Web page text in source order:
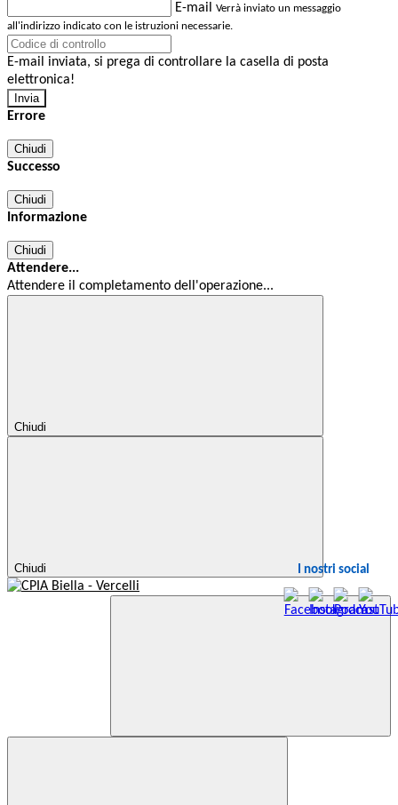
E-mail Verrà inviato un messaggio
all'indirizzo indicato con le istruzioni necessarie.
E-mail inviata, si prega di controllare la casella di posta
elettronica!
Errore
Chiudi
Successo
Chiudi
Informazione
Chiudi
Attendere...
Attendere il completamento dell'operazione...
Chiudi
Chiudi I nostri social